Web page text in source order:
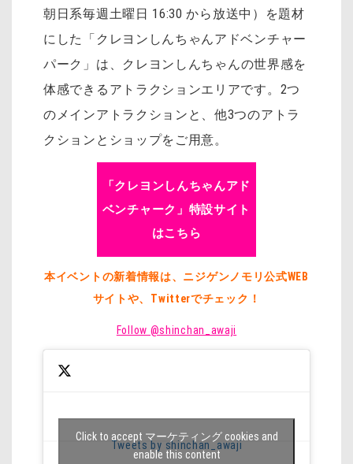
朝日系毎週土曜日 16:30 から放送中）を題材
にした「クレヨンしんちゃんアドベンチャー
パーク」は、 クレヨンしんちゃんの世界感を
体感できるアトラクションエリアです。 2つ
のメインアトラクションと、他3つのアトラ
クションとショップをご用意。
「クレヨンしんちゃんアド
ベンチャーク」特設サイト
はこちら
本イベントの新着情報は、ニジゲンノモリ公式WEB
サイトや、Twitterでチェック！
Follow @shinchan_awaji
Tweets by shinchan_awaji
Click to accept マーケティング cookies and
enable this content